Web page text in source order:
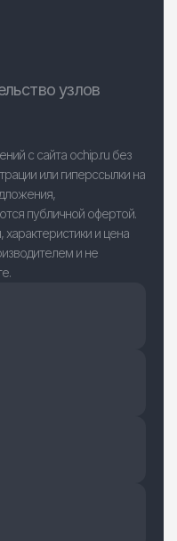
узлов
с сайта ochip.ru без
или гиперссылки на
публичной офертой.
и цена
и не